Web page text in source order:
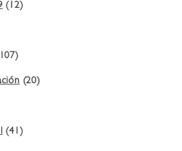
(12)
(20)
(41)